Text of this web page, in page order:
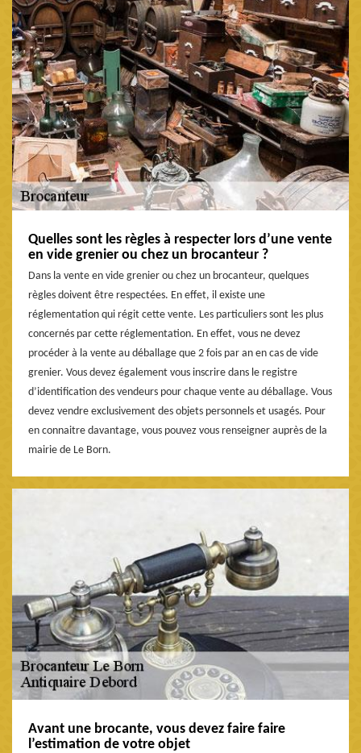
Quelles sont les règles à respecter lors d’une vente
en vide grenier ou chez un brocanteur ?
Dans la vente en vide grenier ou chez un brocanteur, quelques
règles doivent être respectées. En effet, il existe une
réglementation qui régit cette vente. Les particuliers sont les plus
concernés par cette réglementation. En effet, vous ne devez
procéder à la vente au déballage que 2 fois par an en cas de vide
grenier. Vous devez également vous inscrire dans le registre
d’identification des vendeurs pour chaque vente au déballage. Vous
devez vendre exclusivement des objets personnels et usagés. Pour
en connaitre davantage, vous pouvez vous renseigner auprès de la
mairie de Le Born.
Avant une brocante, vous devez faire faire
l’estimation de votre objet